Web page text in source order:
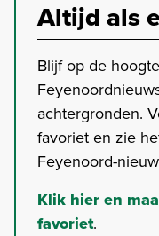
Altijd als
Blijf op de
achtergronden.
favoriet en zie
Feyenoord-
Klik hier en
favoriet.